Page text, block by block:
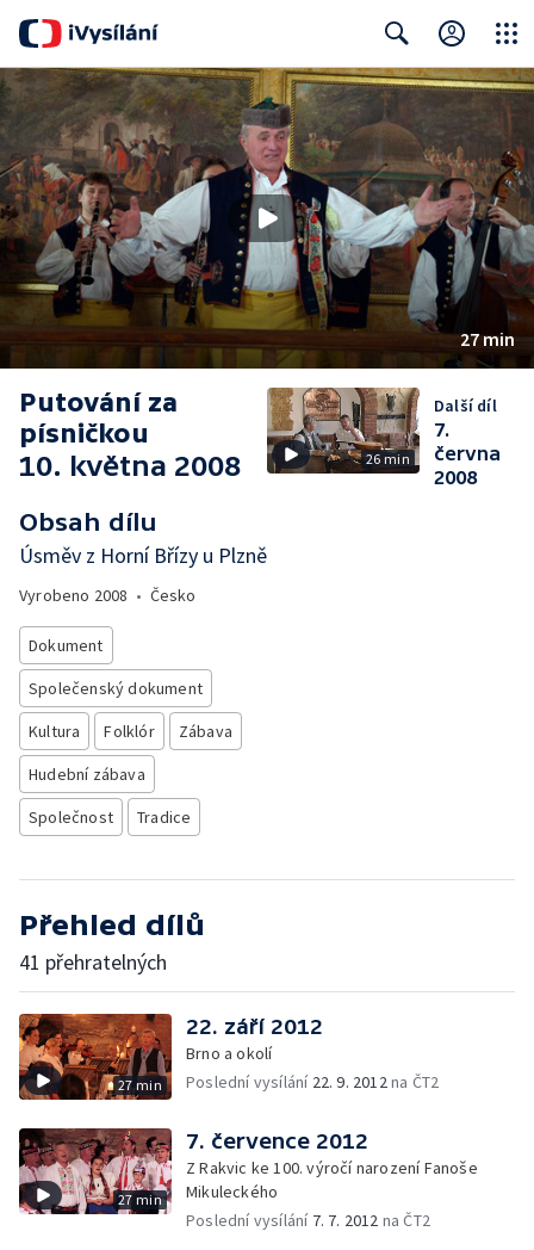
Search Close
27 min
Putování za
písničkou
10. května 2008
Obsah dílu
Úsměv z Horní Břízy u Plzně
Vyrobeno 2008 • Česko
Dokument
Společenský dokument
Kultura
Folklór
Zábava
Hudební zábava
Společnost
Tradice
26 min
Další díl
7.
června
2008
Přehled dílů
41 přehratelných
27 min
22. září 2012
Brno a okolí
Poslední vysílání 22. 9. 2012na ČT2
27 min
7. července 2012
Z Rakvic ke 100. výročí narození Fanoše
Mikuleckého
Poslední vysílání 7. 7. 2012 na ČT2